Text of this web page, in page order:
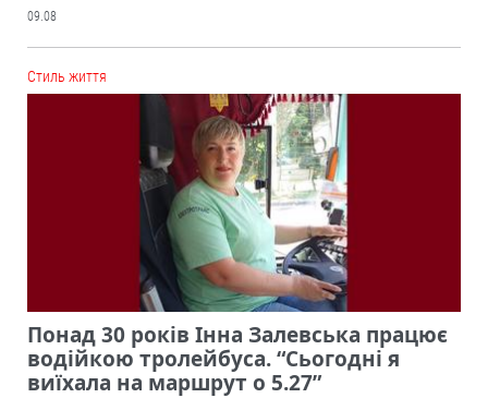
09.08
Cтиль життя
Понад 30 років Інна Залевська працює
водійкою тролейбуса. “Сьогодні я
виїхала на маршрут о 5.27”